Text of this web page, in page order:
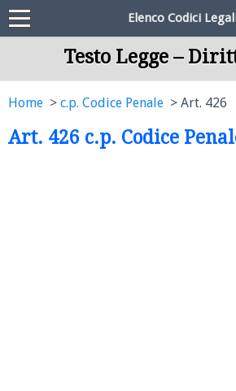
Elenco Codici
Testo Legge –
Home c.p. Codice Penale Art. 426
Art. 426 c.p. Codice